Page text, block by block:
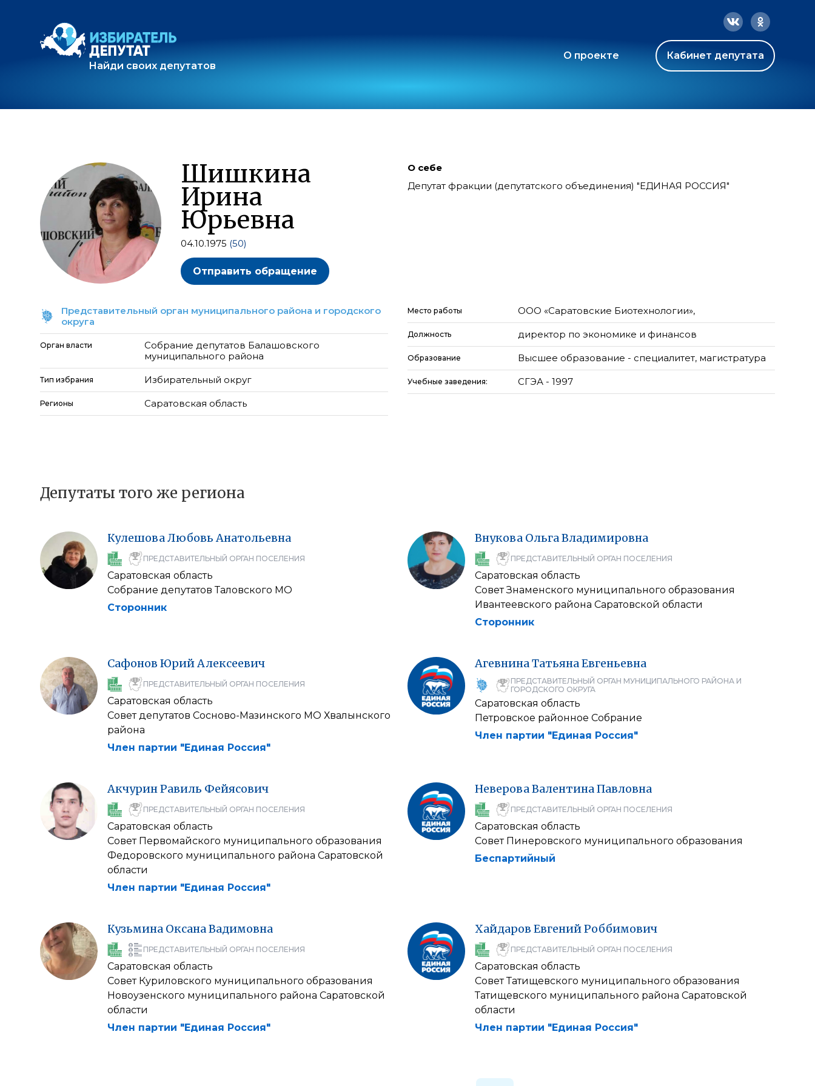
Найди своих депутатов
О проекте Кабинет депутата
Шишкина
Ирина
Юрьевна
04.10.1975 (50)
Отправить обращение
О себе
Депутат фракции (депутатского объединения) "ЕДИНАЯ РОССИЯ"
Представительный орган муниципального района и городского
округа
Орган власти
Собрание депутатов Балашовского
муниципального района
Тип избрания Избирательный округ
Регионы Саратовская область
Место работы ООО «Саратовские Биотехнологии»,
Должность директор по экономике и финансов
Образование Высшее образование - специалитет, магистратура
Учебные заведения: СГЭА - 1997
Депутаты того же региона
КулешоваЛюбовь Анатольевна
ПРЕДСТАВИТЕЛЬНЫЙ ОРГАН ПОСЕЛЕНИЯ
Саратовская область
Собрание депутатов Таловского МО
Сторонник
Внукова ОльгаВладимировна
ПРЕДСТАВИТЕЛЬНЫЙ ОРГАН ПОСЕЛЕНИЯ
Саратовская область
Совет Знаменского муниципального образования
Ивантеевского района Саратовской области
Сторонник
Сафонов ЮрийАлексеевич
ПРЕДСТАВИТЕЛЬНЫЙ ОРГАН ПОСЕЛЕНИЯ
Саратовская область
Совет депутатов Сосново-Мазинского МО Хвалынского
района
Член партии "Единая Россия"
АгевнинаТатьянаЕвгеньевна
ПРЕДСТАВИТЕЛЬНЫЙ ОРГАН МУНИЦИПАЛЬНОГО РАЙОНА И
ГОРОДСКОГО ОКРУГА
Саратовская область
Петровское районное Собрание
Член партии "Единая Россия"
АкчуринРавиль Фейясович
ПРЕДСТАВИТЕЛЬНЫЙ ОРГАН ПОСЕЛЕНИЯ
Саратовская область
Совет Первомайского муниципального образования
Федоровского муниципального района Саратовской
области
Член партии "Единая Россия"
НевероваВалентинаПавловна
ПРЕДСТАВИТЕЛЬНЫЙ ОРГАН ПОСЕЛЕНИЯ
Саратовская область
Совет Пинеровского муниципального образования
Беспартийный
Кузьмина ОксанаВадимовна
ПРЕДСТАВИТЕЛЬНЫЙ ОРГАН ПОСЕЛЕНИЯ
Саратовская область
Совет Куриловского муниципального образования
Новоузенского муниципального района Саратовской
области
Член партии "Единая Россия"
Хайдаров ЕвгенийРоббимович
ПРЕДСТАВИТЕЛЬНЫЙ ОРГАН ПОСЕЛЕНИЯ
Саратовская область
Совет Татищевского муниципального образования
Татищевского муниципального района Саратовской
области
Член партии "Единая Россия"